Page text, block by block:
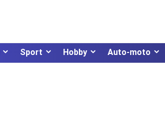
Sport Hobby Auto-moto